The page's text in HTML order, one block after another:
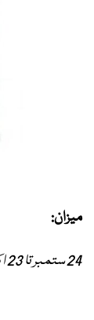
میزان:
24 ستمبر تا 23 اکتوبر